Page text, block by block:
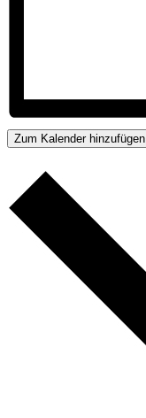
Zum Kalender hinzufügen